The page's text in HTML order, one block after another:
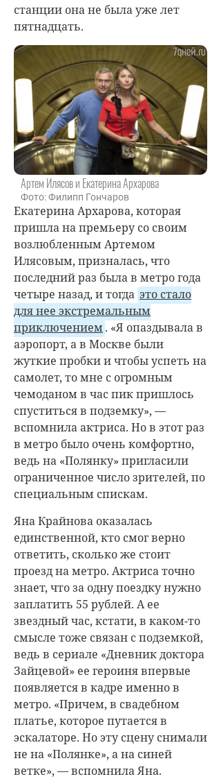
станции она не была уже лет
пятнадцать.
Артем Илясов и Екатерина Архарова
Фото: Филипп Гончаров
Екатерина Архарова, которая
пришла на премьеру со своим
возлюбленным Артемом
Илясовым, призналась, что
последний раз была в метро года
четыре назад, и тогда это стало
для нее экстремальным
приключением. «Я опаздывала в
аэропорт, а в Москве были
жуткие пробки и чтобы успеть на
самолет, то мне с огромным
чемоданом в час пик пришлось
спуститься в подземку», —
вспомнила актриса. Но в этот раз
в метро было очень комфортно,
ведь на «Полянку» пригласили
ограниченное число зрителей, по
специальным спискам.
Яна Крайнова оказалась
единственной, кто смог верно
ответить, сколько же стоит
проезд на метро. Актриса точно
знает, что за одну поездку нужно
заплатить 55 рублей. А ее
звездный час, кстати, в каком-то
смысле тоже связан с подземкой,
ведь в сериале «Дневник доктора
Зайцевой» ее героиня впервые
появляется в кадре именно в
метро. «Причем, в свадебном
платье, которое путается в
эскалаторе. Но эту сцену снимали
не на «Полянке», а на синей
ветке», — вспомнила Яна.